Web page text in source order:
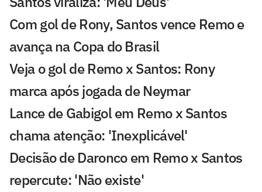
Com gol de Rony, Santos vence Remo e
avança na Copa do Brasil
Veja o gol de Remo x Santos: Rony
marca após jogada de Neymar
Lance de Gabigol em Remo x Santos
chama atenção: 'Inexplicável'
Decisão de Daronco em Remo x Santos
repercute: 'Não existe'